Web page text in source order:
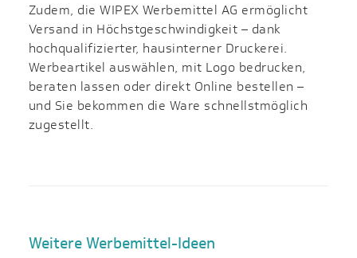
Zudem, die WIPEX Werbemittel AG ermöglicht
Versand in Höchst­geschwin­digkeit – dank
hochqualifizierter, haus­interner Druckerei.
Werbeartikel auswählen, mit Logo bedrucken,
beraten lassen oder direkt Online bestellen –
und Sie bekommen die Ware schnellstmöglich
zugestellt.
Weitere Werbemittel-Ideen